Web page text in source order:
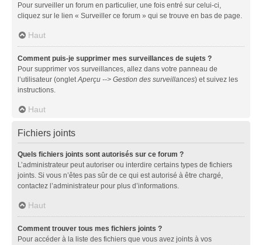
Pour surveiller un forum en particulier, une fois entré sur celui-ci,
cliquez sur le lien « Surveiller ce forum » qui se trouve en bas de page.
Haut
Comment puis-je supprimer mes surveillances de sujets ?
Pour supprimer vos surveillances, allez dans votre panneau de
l’utilisateur (ongletAperçu --> Gestion des surveillances) et suivez les
instructions.
Haut
Fichiers joints
Quels fichiers joints sont autorisés sur ce forum ?
L’administrateur peut autoriser ou interdire certains types de fichiers
joints. Si vous n’êtes pas sûr de ce qui est autorisé à être chargé,
contactez l’administrateur pour plus d’informations.
Haut
Comment trouver tous mes fichiers joints ?
Pour accéder à la liste des fichiers que vous avez joints à vos